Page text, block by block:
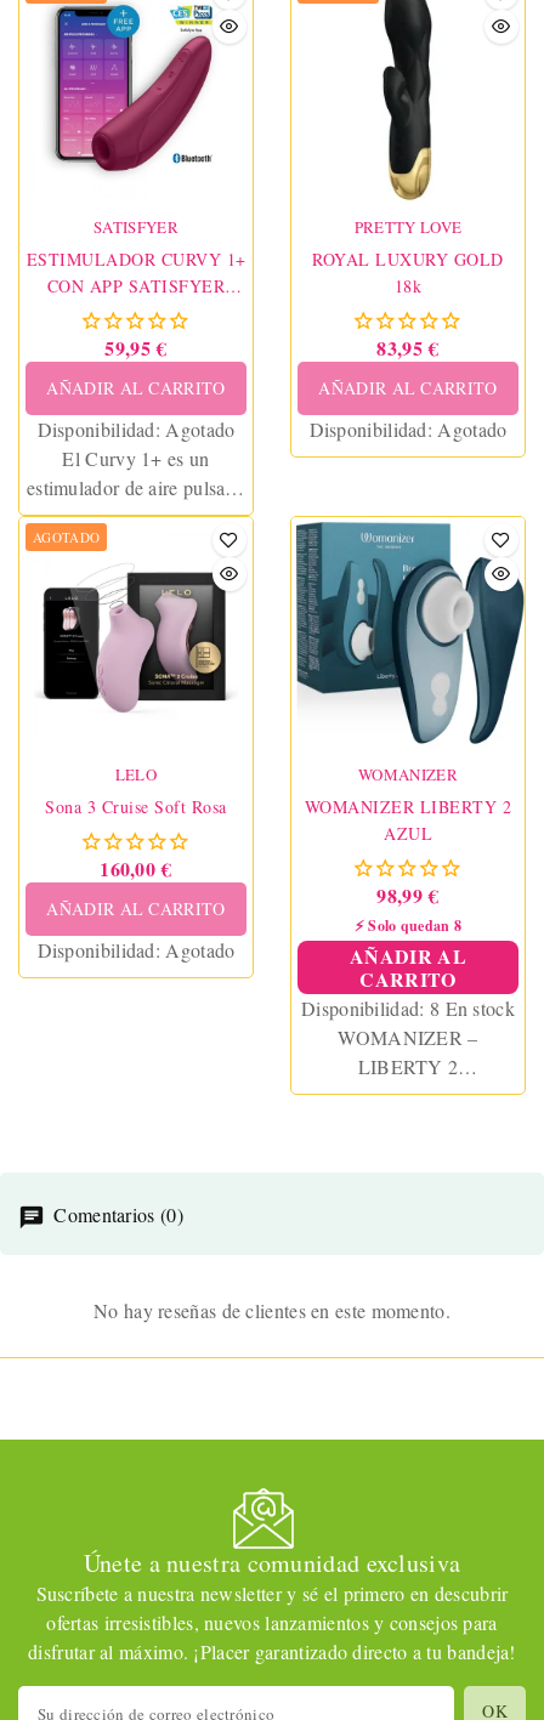
SATISFYER
ESTIMULADOR CURVY 1+
CON APP SATISFYER
ROJO ROSADO
59,95 €
AÑADIR AL CARRITO
Disponibilidad: Agotado
El Curvy 1+ es un
estimulador de aire pulsado
y un vibrador 2 en 1.
PRETTY LOVE
ROYAL LUXURY GOLD
18k
83,95 €
AÑADIR AL CARRITO
Disponibilidad: Agotado
AGOTADO
LELO
Sona 3 Cruise Soft Rosa
160,00 €
AÑADIR AL CARRITO
Disponibilidad: Agotado
WOMANIZER
WOMANIZER LIBERTY 2
AZUL
98,99 €
⚡ Solo quedan 8
AÑADIR AL
CARRITO
Disponibilidad: 8 En stock
WOMANIZER –
LIBERTY 2
ESTIMULADOR &
Comentarios (0)
No hay reseñas de clientes en este momento.
Únete a nuestra comunidad exclusiva
Suscríbete a nuestra newsletter y sé el primero en descubrir
ofertas irresistibles, nuevos lanzamientos y consejos para
disfrutar al máximo. ¡Placer garantizado directo a tu bandeja!